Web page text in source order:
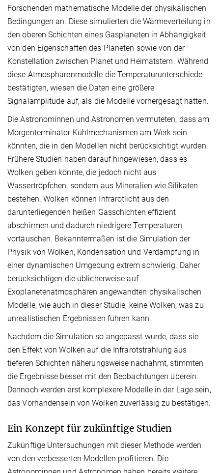
Forschenden mathematische Modelle der physikalischen
Bedingungen an. Diese simulierten die Wärmeverteilung in
den oberen Schichten eines Gasplaneten in Abhängigkeit
von den Eigenschaften des Planeten sowie von der
Konstellation zwischen Planet und Heimatstern. Während
diese Atmosphärenmodelle die Temperaturunterschiede
bestätigten, wiesen die Daten eine größere
Signalamplitude auf, als die Modelle vorhergesagt hatten.
Die Astronominnen und Astronomen vermuteten, dass am
Morgenterminator Kühlmechanismen am Werk sein
könnten, die in den Modellen nicht berücksichtigt wurden.
Frühere Studien haben darauf hingewiesen, dass es
Wolken geben könnte, die jedoch nicht aus
Wassertröpfchen, sondern aus Mineralien wie Silikaten
bestehen. Wolken können Infrarotlicht aus den
darunterliegenden heißen Gasschichten effizient
abschirmen und dadurch niedrigere Temperaturen
vortäuschen. Bekanntermaßen ist die Simulation der
Physik von Wolken, Kondensation und Verdampfung in
einer dynamischen Umgebung extrem schwierig. Daher
berücksichtigen die üblicherweise auf
Exoplanetenatmosphären angewandten physikalischen
Modelle, wie auch in dieser Studie, keine Wolken, was zu
unrealistischen Ergebnissen führen kann.
Nachdem die Simulation so angepasst wurde, dass sie
den Effekt von Wolken auf die Infrarotstrahlung aus
tieferen Schichten näherungsweise nachahmt, stimmten
die Ergebnisse besser mit den Beobachtungen überein.
Dennoch werden erst komplexere Modelle in der Lage sein,
das Vorhandensein von Wolken zuverlässig zu bestätigen.
Ein Konzept für zukünftige Studien
Zukünftige Untersuchungen mit dieser Methode werden
von den verbesserten Modellen profitieren. Die